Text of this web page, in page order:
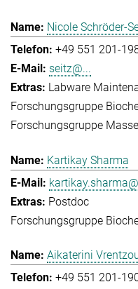
Nicole Schröder-
+49 551 201-
seitz@...
Labware
Forschungsgruppe
Forschungsgruppe
Kartikay Sharma
Postdoc
Forschungsgruppe
Aikaterini
+49 551 201-